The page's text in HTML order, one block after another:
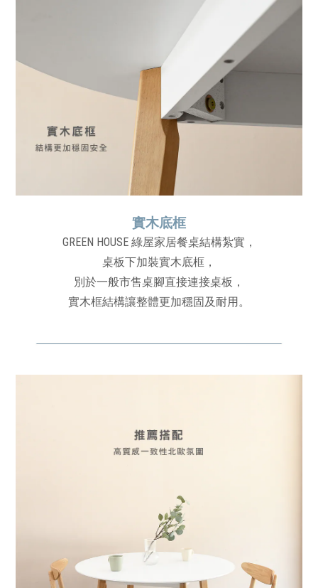
實木底框
GREEN HOUSE 綠屋家居餐桌結構紮實，
桌板下加裝實木底框，
別於一般市售桌腳直接連接桌板，
實木框結構讓整體更加穩固及耐用。